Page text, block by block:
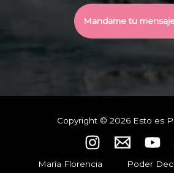
Mandame tu
Copyright © 2026 Esto es
María Florencia Poder